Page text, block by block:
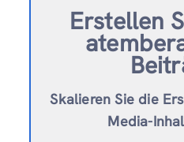
Erstellen
Skalieren Sie die
Media-